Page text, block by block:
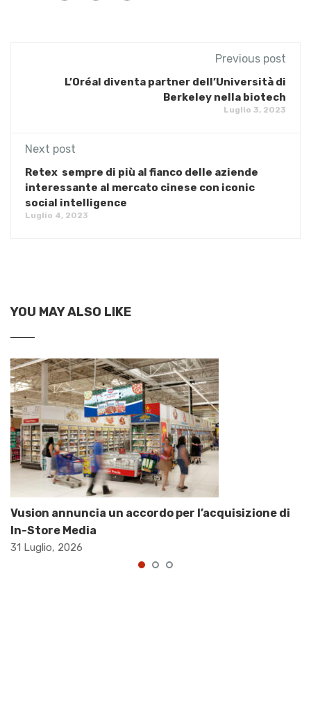
Previous post
L’Oréal diventa partner dell’Università di
Berkeley nella biotech
Luglio 3, 2023
Next post
Retex sempre di più al fianco delle aziende
interessante al mercato cinese con iconic
social intelligence
Luglio 4, 2023
YOU MAY ALSO LIKE
Vusion annuncia un accordo per l’acquisizione di
In-Store Media
31 Luglio, 2026